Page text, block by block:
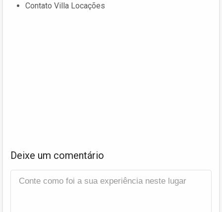
Contato Villa Locações
Deixe um comentário